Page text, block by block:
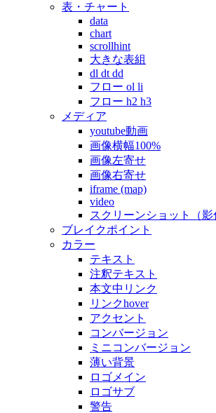
表・チャート
data
chart
scrollhint
大きな表組
dl dt dd
フロー ol li
フロー h2 h3
メディア
youtube動画
画像横幅100%
画像左寄せ
画像右寄せ
iframe (map)
video
スクリーンショット（影
ブレイクポイント
カラー
テキスト
注釈テキスト
本文中リンク
リンクhover
アクセント
コンバージョン
ミニコンバージョン
薄い背景
ロゴメイン
ロゴサブ
警告